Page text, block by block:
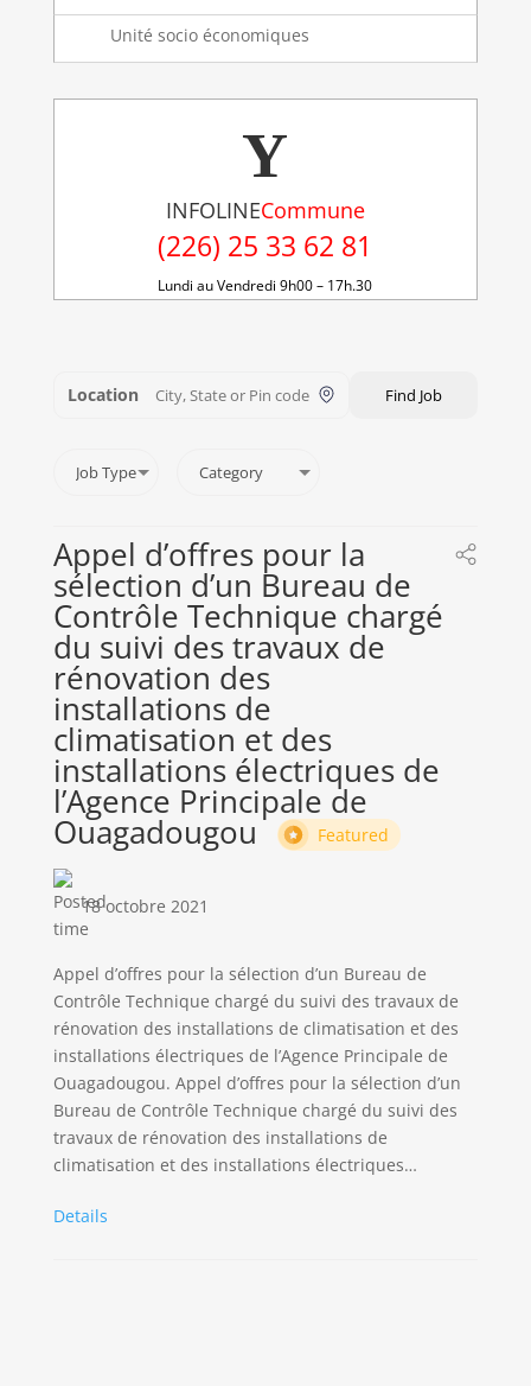
Unité socio économiques
Y
INFOLINECommune
(226) 25 33 62 81
Lundi au Vendredi 9h00 – 17h.30
Location Find Job
Appel d’offres pour la
sélection d’un Bureau de
Contrôle Technique chargé
du suivi des travaux de
rénovation des
installations de
climatisation et des
installations électriques de
l’Agence Principale de
Ouagadougou Featured
18 octobre 2021
Appel d’offres pour la sélection d’un Bureau de
Contrôle Technique chargé du suivi des travaux de
rénovation des installations de climatisation et des
installations électriques de l’Agence Principale de
Ouagadougou. Appel d’offres pour la sélection d’un
Bureau de Contrôle Technique chargé du suivi des
travaux de rénovation des installations de
climatisation et des installations électriques…
Details